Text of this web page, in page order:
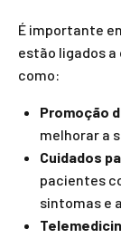
É importante
estão ligados a
como:
Promoção
melhorar a
Cuidados
pacientes
sintomas e